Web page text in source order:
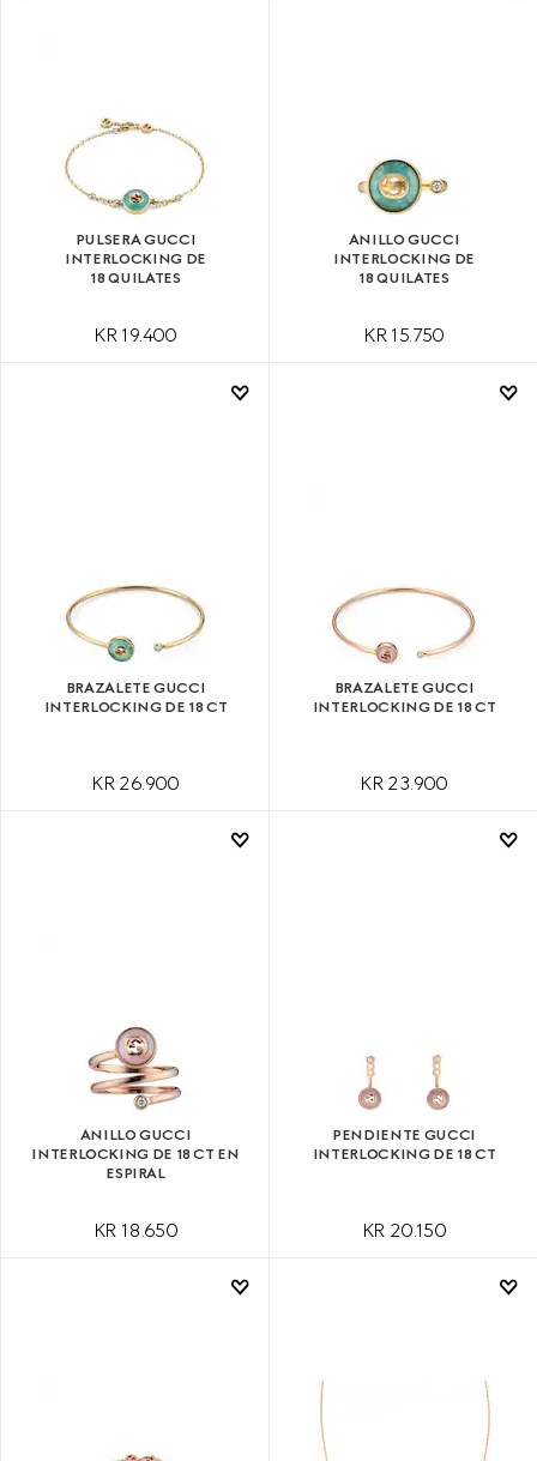
PULSERA GUCCI
INTERLOCKING DE
18 QUILATES
KR 19.400
ANILLO GUCCI
INTERLOCKING DE
18 QUILATES
KR 15.750
BRAZALETE GUCCI
INTERLOCKING DE 18 CT
KR 26.900
BRAZALETE GUCCI
INTERLOCKING DE 18 CT
KR 23.900
ANILLO GUCCI
INTERLOCKING DE 18 CT EN
ESPIRAL
KR 18.650
PENDIENTE GUCCI
INTERLOCKING DE 18 CT
KR 20.150